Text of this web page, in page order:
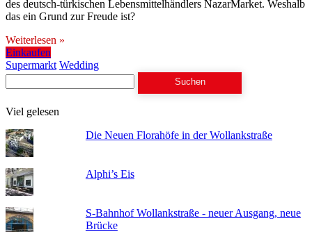
des deutsch-türkischen Lebensmittelhändlers NazarMarket. Weshalb
das ein Grund zur Freude ist?
Weiterlesen »
Einkaufen
Supermarkt Wedding
Suchen
nach:
Viel gelesen
Die Neuen Florahöfe in der Wollankstraße
Alphi’s Eis
S-Bahnhof Wollankstraße - neuer Ausgang, neue
Brücke